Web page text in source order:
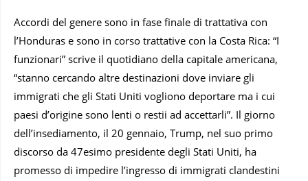
Accordi del genere sono in fase finale di trattativa con
l’Honduras e sono in corso trattative con la Costa Rica: “I
funzionari” scrive il quotidiano della capitale americana,
“stanno cercando altre destinazioni dove inviare gli
immigrati che gli Stati Uniti vogliono deportare ma i cui
paesi d’origine sono lenti o restii ad accettarli”. Il giorno
dell’insediamento, il 20 gennaio, Trump, nel suo primo
discorso da 47esimo presidente degli Stati Uniti, ha
promesso di impedire l’ingresso di immigrati clandestini